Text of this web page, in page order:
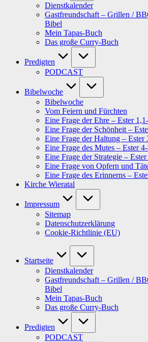
Dienstkalender
Gastfreundschaft – Grillen /
Bibel
Mein Tapas-Buch
Das große Curry-Buch
Predigten
PODCAST
Bibelwoche
Bibelwoche
Vom Feiern und Fürchten
Eine Frage der Ehre – Ester
Eine Frage der Schönheit –
Eine Frage der Haltung – Ester
Eine Frage des Mutes – Ester
Eine Frage der Strategie –
Eine Frage von Opfern und
Eine Frage des Erinnerns –
Kirche Wieratal
Impressum
Sitemap
Datenschutzerklärung
Cookie-Richtlinie (EU)
Startseite
Dienstkalender
Gastfreundschaft – Grillen /
Bibel
Mein Tapas-Buch
Das große Curry-Buch
Predigten
PODCAST